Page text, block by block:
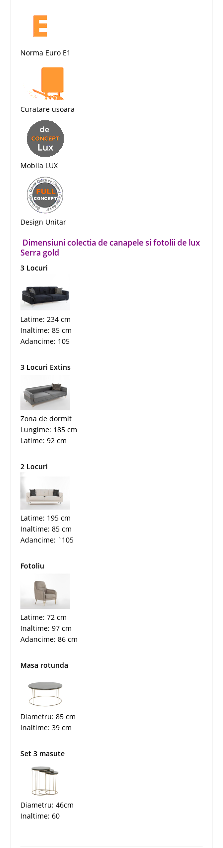
Norma Euro E1
Curatare usoara
Mobila LUX
Design Unitar
Dimensiuni colectia de canapele si fotolii de lux
Serra gold
3 Locuri
Latime: 234 cm
Inaltime: 85 cm
Adancime: 105
3 Locuri Extins
Zona de dormit
Lungime: 185 cm
Latime: 92 cm
2 Locuri
Latime: 195 cm
Inaltime: 85 cm
Adancime: `105
Fotoliu
Latime: 72 cm
Inaltime: 97 cm
Adancime: 86 cm
Masa rotunda
Diametru: 85 cm
Inaltime: 39 cm
Set 3 masute
Diametru: 46cm
Inaltime: 60